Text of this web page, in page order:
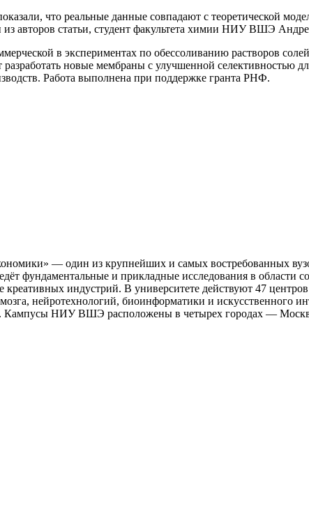
что реальные данные совпадают с теоретической
авторов статьи, студент факультета химии НИУ ВШЭ
в экспериментах по обессоливанию растворов
новые мембраны с улучшенной селективностью
Работа выполнена при поддержке гранта РНФ.
— один из крупнейших и самых востребованных
фундаментальные и прикладные исследования в области
индустрий. В университете действуют 47
нейротехнологий, биоинформатики и искусственного
Кампусы НИУ ВШЭ расположены в четырех городах —